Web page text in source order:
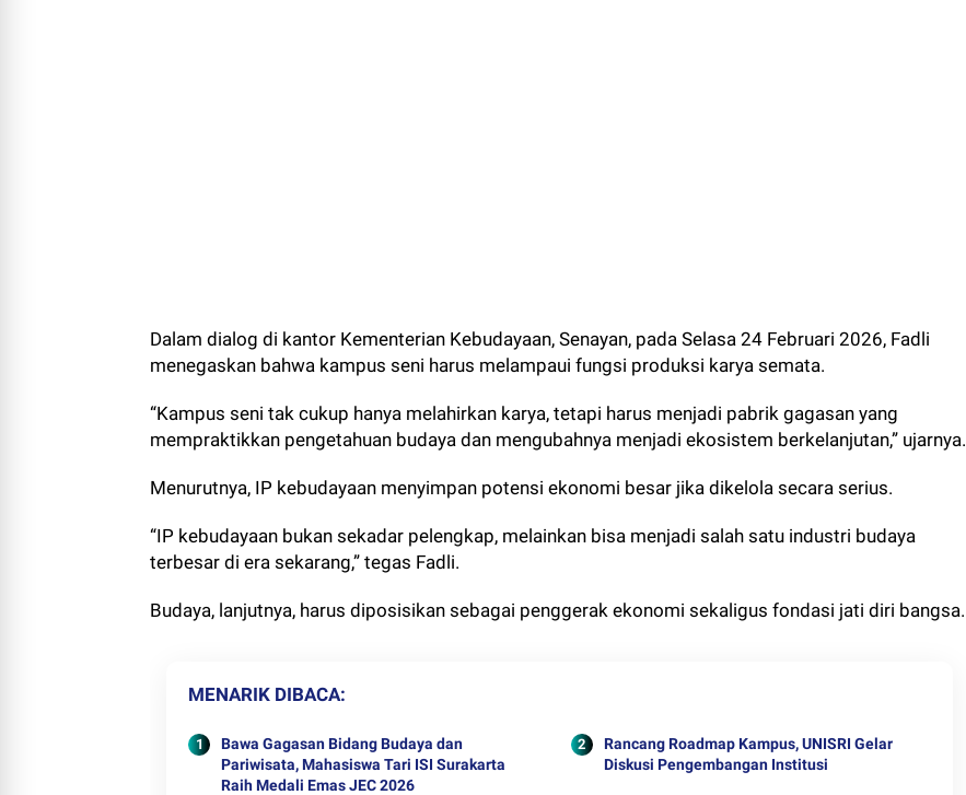
Dalam dialog di kantor Kementerian Kebudayaan, Senayan, pada Selasa 24 Februari 2026, Fadli
menegaskan bahwa kampus seni harus melampaui fungsi produksi karya semata.
“Kampus seni tak cukup hanya melahirkan karya, tetapi harus menjadi pabrik gagasan yang
mempraktikkan pengetahuan budaya dan mengubahnya menjadi ekosistem berkelanjutan,” ujarnya.
Menurutnya, IP kebudayaan menyimpan potensi ekonomi besar jika dikelola secara serius.
“IP kebudayaan bukan sekadar pelengkap, melainkan bisa menjadi salah satu industri budaya
terbesar di era sekarang,” tegas Fadli.
Budaya, lanjutnya, harus diposisikan sebagai penggerak ekonomi sekaligus fondasi jati diri bangsa.
MENARIK DIBACA
Bawa Gagasan Bidang Budaya dan
Pariwisata, Mahasiswa Tari ISI Surakarta
Raih Medali Emas JEC 2026
Rancang Roadmap Kampus, UNISRI Gelar
Diskusi Pengembangan Institusi